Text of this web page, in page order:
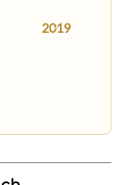
2019